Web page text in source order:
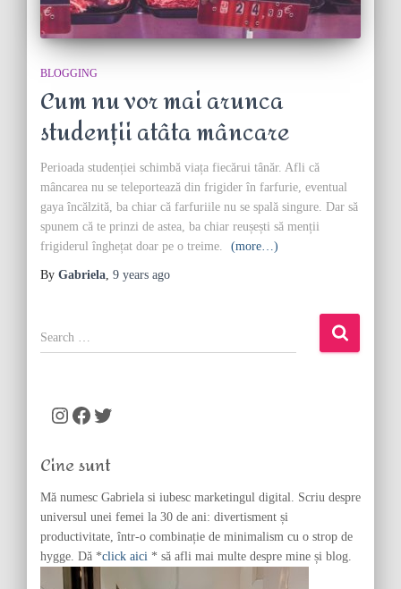
BLOGGING
Cum nu vor mai arunca
studenții atâta mâncare
Perioada studenției schimbă viața fiecărui tânăr. Afli că
mâncarea nu se teleportează din frigider în farfurie, eventual
gaya încălzită, ba chiar că farfuriile nu se spală singure. Dar să
spunem că te prinzi de astea, ba chiar reușești să menții
frigiderul înghețat doar pe o treime.
(more…)
By Gabriela, 9 years ago
S
e
o
Instagram Facebook Twitter
Cine sunt
Mă numesc Gabriela si iubesc marketingul digital. Scriu despre
universul unei femei la 30 de ani: divertisment și
productivitate, într-o combinație de minimalism cu o strop de
hygge. Dă *click aici * să afli mai multe despre mine și blog.